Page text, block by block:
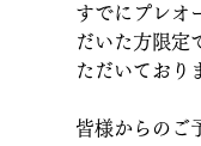
すでにプレオ
だいた方限定
ただいており
皆様からのご